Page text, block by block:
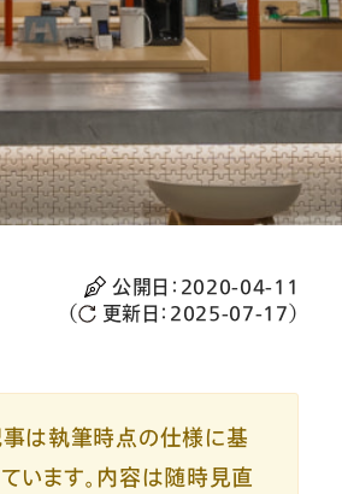
公開日： 2020-04-11
（
更新日： 2025-07-17）
は執筆時点の仕様に基
います。内容は随時見直